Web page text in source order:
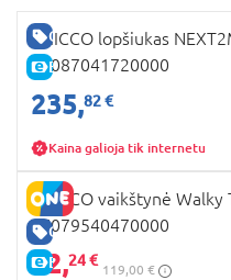
GERA KAINA
E-KAINA
CHICCO lopšiukas
07087041720000
235,82 €
Kaina galioja tik internetu
GERA KAINA
E-KAINA
CHICCO vaikštynė Walky
07079540470000
92,24 €
119,00 €